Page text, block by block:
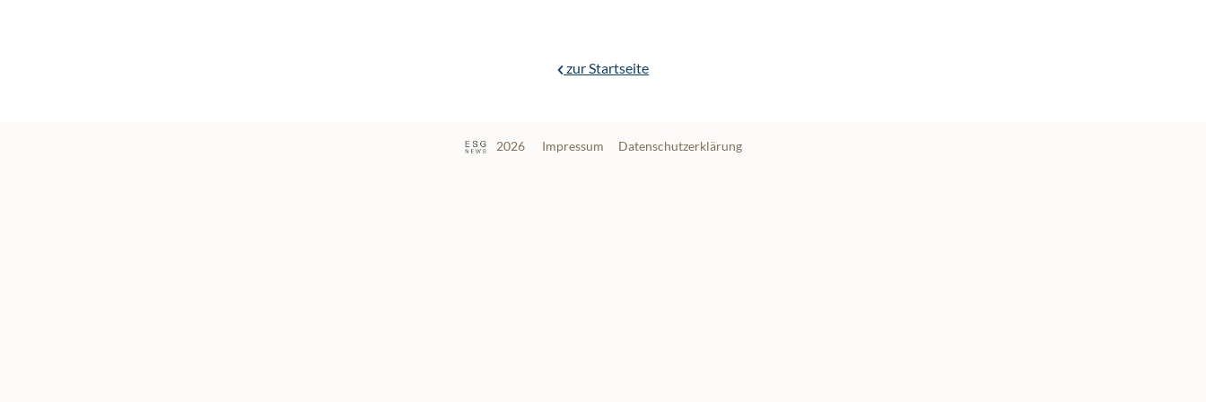
zur Startseite
2026 Impressum Datenschutzerklärung